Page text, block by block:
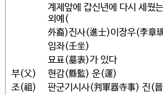
계제앞에 갑신년에 다시 세웠
외예(
外裔)진사(進士)이장우(李章
임좌(壬坐)
묘표(墓表)가 있다
부(父)
현감(縣監) 운(運)
조(祖)
판군기시사(判軍器寺事) 진(